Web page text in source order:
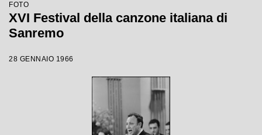
FOTO
XVI Festival della canzone italiana di
Sanremo
28 GENNAIO 1966